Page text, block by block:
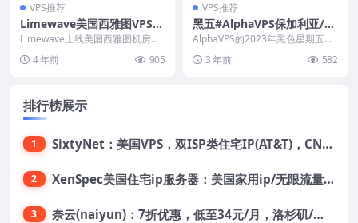
VPS推荐
Limewave美国西雅图VPS：
½核2G/10GB SSD/2TB流量/
10Gbps端口/4美元/月
Limewave上线美国西雅图机房服
器、1...
4 年前 905
VPS推荐
黑五#AlphaVPS保加利亚/英
国/德国/美国洛杉矶/纽约VP
S：10.99欧元/年，支持支付
宝/Paypal
AlphaVPS的2023年黑色星期五促
亚索非亚、...
3 年前 582
排行榜展示
1 SixtyNet：美国VPS，双ISP类住宅IP(AT&T)，CN2 GIA网络，超高DDoS防御，$14/月，2G内存/2核/40gSSD/5T流量/10Gbps带宽
2 XenSpec美国住宅ip服务器：美国家用ip/无限流量/10Gbps独享带宽/449美元/月起，支持支付宝
3 奈云(naiyun)：7折优惠，低至34元/月，洛杉矶/香港机房，三网CN2 GIA/CUII/高防保护，解锁Chatgpt/Tiktok